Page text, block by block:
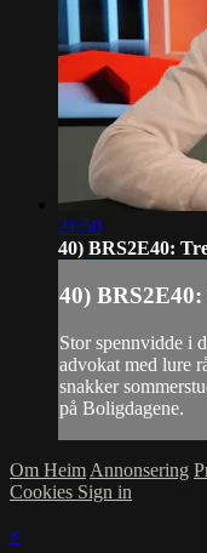
21:50
40) BRS2E40:
40)
Stor spennvidde i
advokat med lure
snakker
på Boligdagene.
Om Heim Annonsering
Cookies Sign in
×